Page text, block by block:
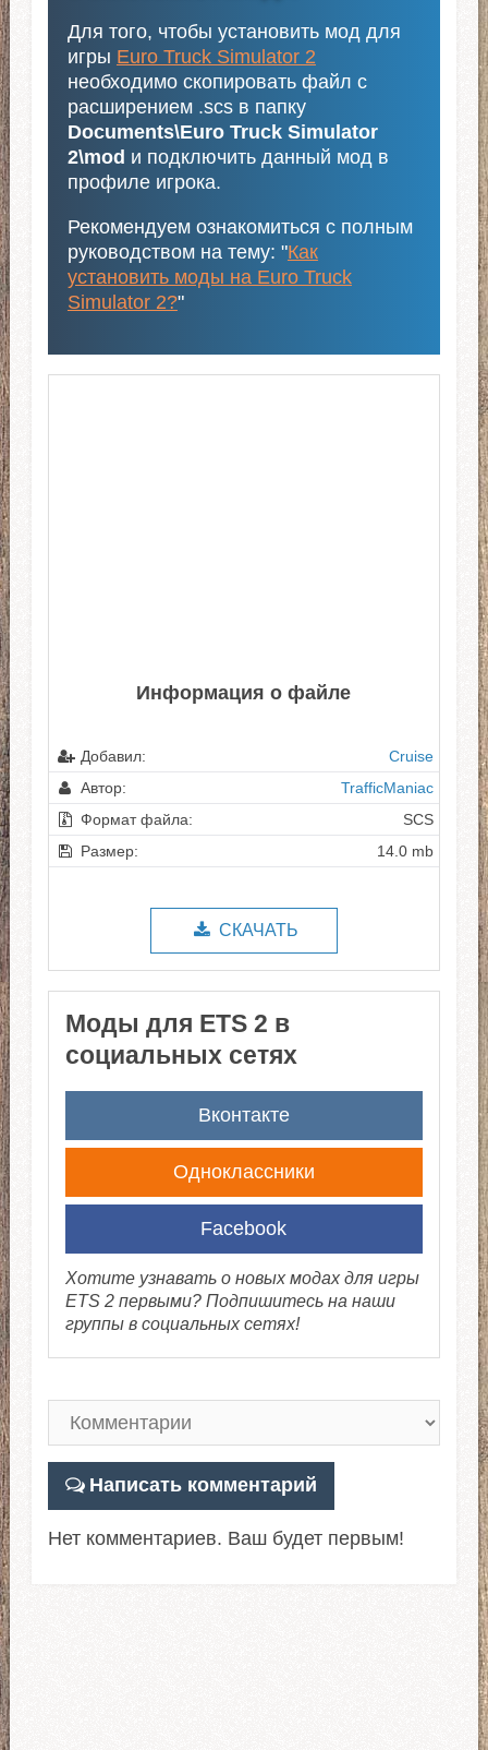
Для того, чтобы установить мод для
игры Euro Truck Simulator 2
необходимо скопировать файл с
расширением .scs в папку
Documents\Euro Truck Simulator
2\mod и подключить данный мод в
профиле игрока.
Рекомендуем ознакомиться с полным
руководством на тему: "Как
установить моды на Euro Truck
Simulator 2?"
Информация о файле
Добавил:
Cruise
Автор:
TrafficManiac
Формат файла:
SCS
Размер:
14.0 mb
СКАЧАТЬ
Моды для ETS 2 в
социальных сетях
Вконтакте
Одноклассники
Facebook
Хотите узнавать о новых модах для игры
ETS 2 первыми? Подпишитесь на наши
группы в социальных сетях!
Написать комментарий
Нет комментариев. Ваш будет первым!